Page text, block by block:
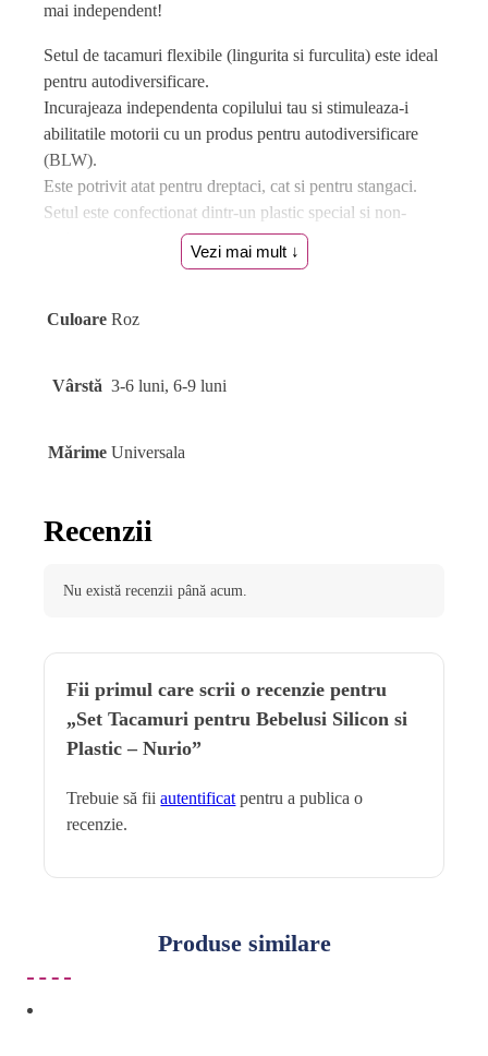
mai independent!
Setul de tacamuri flexibile (lingurita si furculita) este ideal
pentru autodiversificare.
Incurajeaza independenta copilului tau si stimuleaza-i
abilitatile motorii cu un produs pentru autodiversificare
(BLW).
Este potrivit atat pentru dreptaci, cat si pentru stangaci.
Setul este confectionat dintr-un plastic special si non-
Poate fi luat oriunde in cutia de protectie care tine microbii
Vezi mai mult ↓
Culoare Roz
Vârstă 3-6 luni, 6-9 luni
Mărime Universala
Recenzii
Nu există recenzii până acum.
Fii primul care scrii o recenzie pentru
„Set Tacamuri pentru Bebelusi Silicon si
Plastic – Nurio”
Trebuie să fiiautentificatpentru a publica o
recenzie.
Produse similare